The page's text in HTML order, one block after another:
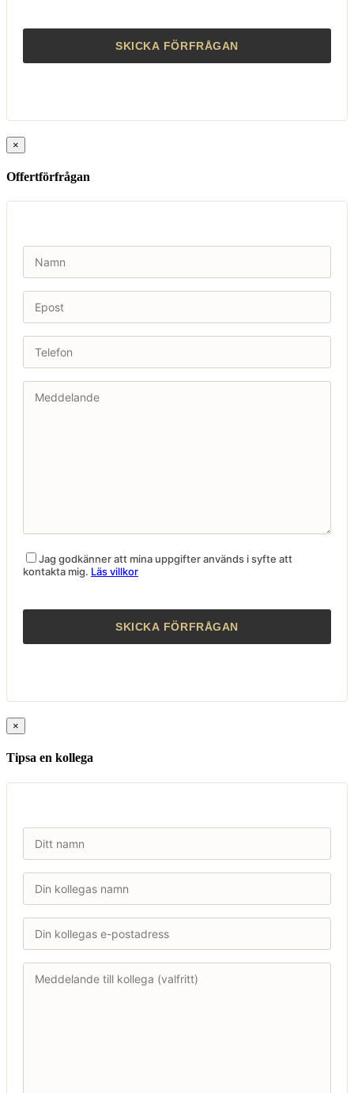
×
Offertförfrågan
Jag godkänner att mina uppgifter används i syfte att
kontakta mig. Läs villkor
×
Tipsa en kollega